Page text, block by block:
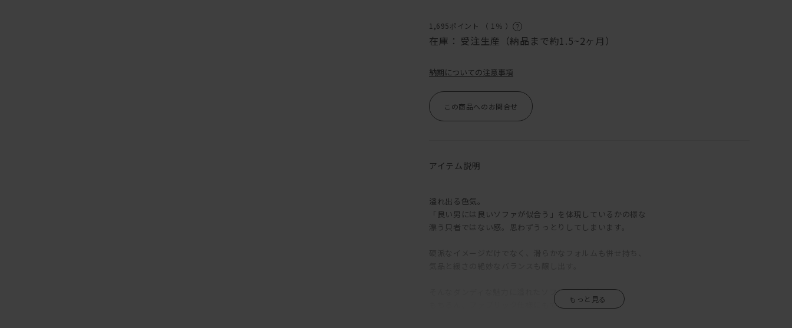
1,695ポイント （ 1％ ）
在庫： 受注生産（納品まで約1.5~2ヶ月）
納期についての注意事項
この商品へのお問合せ
アイテム説明
溢れ出る色気。
「良い男には良いソファが似合う」を体現しているかの様な
漂う只者ではない感。思わずうっとりしてしまいます。
そんなダンディな魅力に溢れたソファですが、
もちろん、ファブリック仕様にもできます。